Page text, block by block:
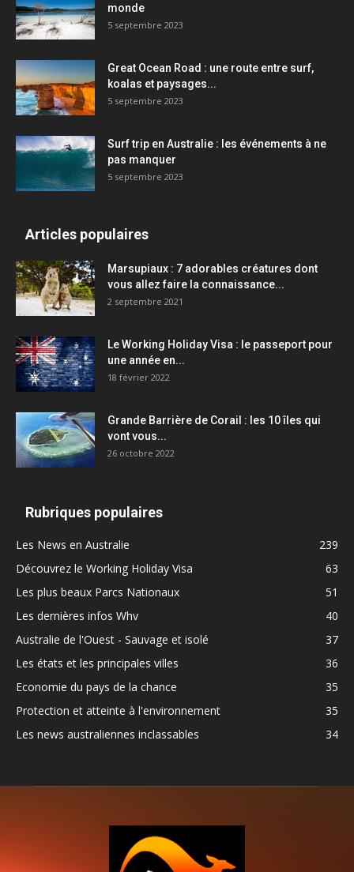
monde
5 septembre 2023
Great Ocean Road : une route entre surf,
koalas et paysages...
5 septembre 2023
Surf trip en Australie : les événements à ne
pas manquer
5 septembre 2023
Articles populaires
Marsupiaux : 7 adorables créatures dont
vous allez faire la connaissance...
2 septembre 2021
Le Working Holiday Visa : le passeport pour
une année en...
18 février 2022
Grande Barrière de Corail : les 10 îles qui
vont vous...
26 octobre 2022
Rubriques populaires
Les News en Australie
239
Découvrez le Working Holiday Visa
63
Les plus beaux Parcs Nationaux
51
Les dernières infos Whv
40
Australie de l'Ouest - Sauvage et isolé
37
Les états et les principales villes
36
Economie du pays de la chance
35
Protection et atteinte à l'environnement
35
Les news australiennes inclassables
34